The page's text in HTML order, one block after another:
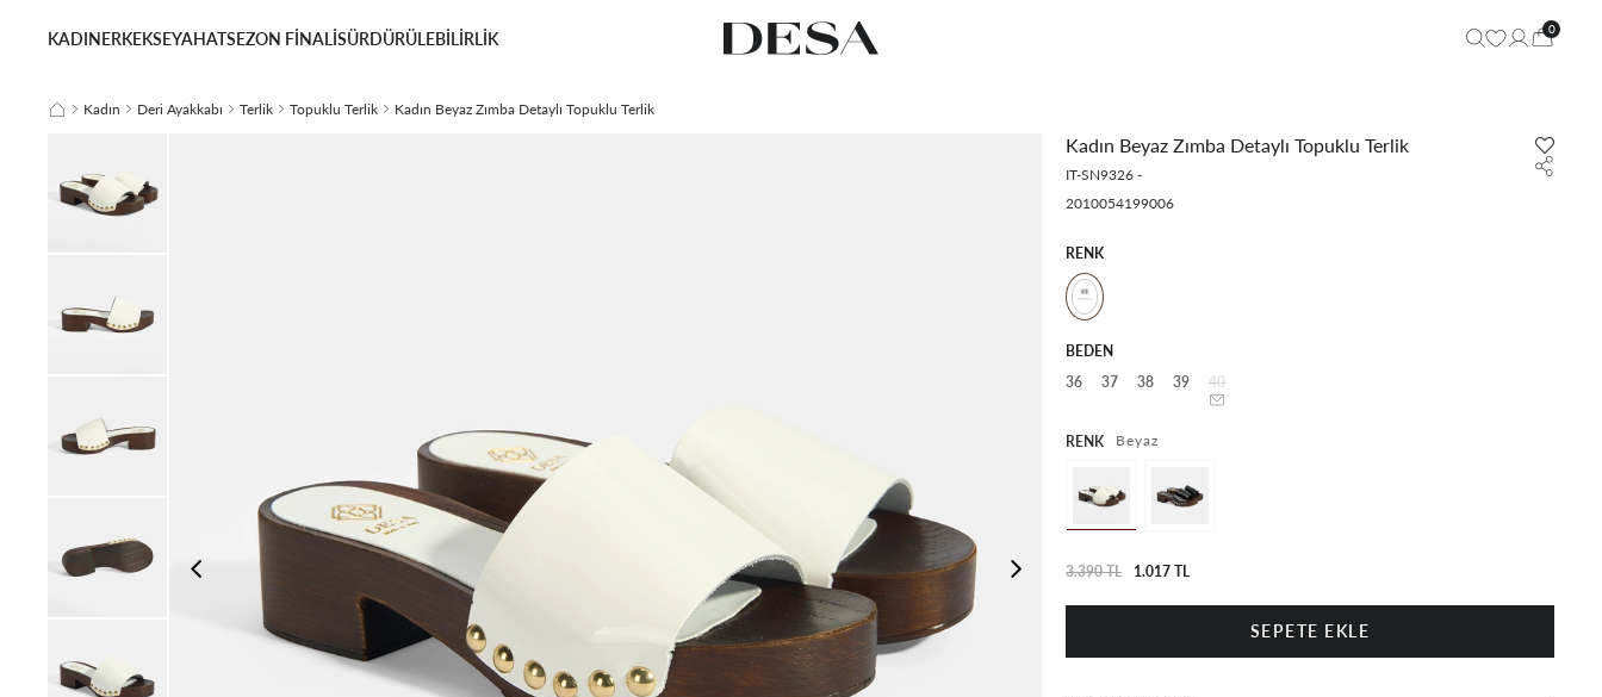
KADINERKEKSEYAHATSEZON FİNALİSÜRDÜRÜLEBİLİRLİK 0
Kadın Deri Ayakkabı Terlik Topuklu Terlik Kadın Beyaz Zımba Detaylı Topuklu Terlik
Kadın Beyaz Zımba Detaylı Topuklu Terlik
IT-SN9326 -
2010054199006
RENK
BEDEN
36
37 38 39 40
RENK Beyaz
3.390 TL 1.017 TL